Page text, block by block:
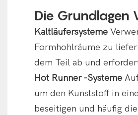
Die Grundlagen
Kaltläufersysteme
Formhohlräume zu
dem Teil ab und
Hot Runner -Systeme
um den Kunststoff in
beseitigen und häufig